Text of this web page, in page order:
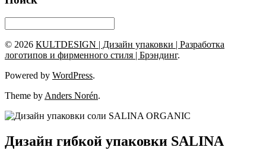
© 2026 КULTDESIGN | Дизайн упаковки | Разработка
логотипов и фирменного стиля | Брэндинг.
Powered by WordPress.
Theme by Anders Norén.
Дизайн гибкой упаковки SALINA